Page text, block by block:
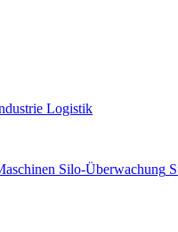
Logistik
Silo-Überwachung